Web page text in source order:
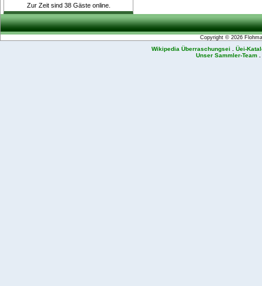
Zur Zeit sind 38 Gäste online.
Copyright © 2026
Wikipedia Überraschungsei
Üei-
Unser Sammler-Team